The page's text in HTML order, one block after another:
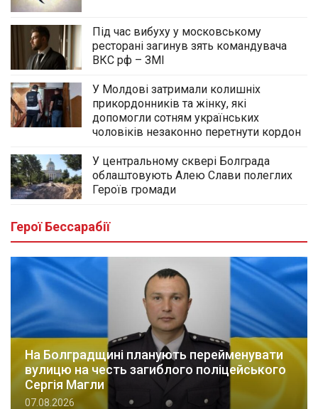
Під час вибуху у московському
ресторані загинув зять командувача
ВКС рф – ЗМІ
У Молдові затримали колишніх
прикордонників та жінку, які
допомогли сотням українських
чоловіків незаконно перетнути кордон
У центральному сквері Болграда
облаштовують Алею Слави полеглих
Героїв громади
Герої Бессарабії
На Болградщині планують перейменувати
вулицю на честь загиблого поліцейського
Сергія Магли
07.08.2026